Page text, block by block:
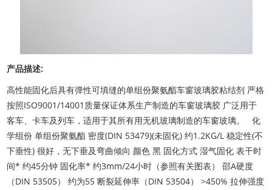
产品描述:
高性能固化后具有弹性可填缝的单组份聚氨酯车窗玻璃胶粘结剂 严格
按照ISO9001/14001质量保证体系生产制造的车窗玻璃胶 广泛用于
客车、卡车及列车，适用于其所有用无机玻璃制造的车窗玻璃。 化
学组份 单组份聚氨酯 密度(DIN 53479)(未固化) 约1.2KG/L 稳定性(不
下垂性) 很好，无下垂及弯曲倾向 颜色 黑 固化方式 湿气固化 表干时
间* 约45分钟 固化率* 约3mm/24小时（参照有关图表） 邵A硬度
（DIN 53505） 约为55 断裂延伸率（DIN 53504） >450% 拉伸强度